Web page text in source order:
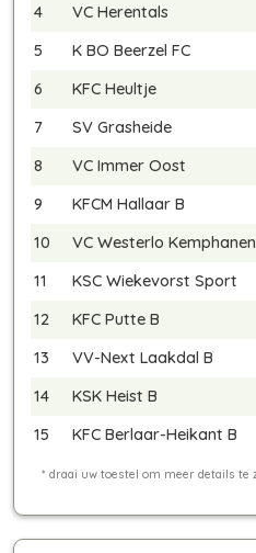
4
VC Herentals
5
K BO Beerzel FC
6
KFC Heultje
7
SV Grasheide
8
VC Immer Oost
9
KFCM Hallaar B
10
VC Westerlo Kemphanen
11
KSC Wiekevorst Sport
12
KFC Putte B
13
VV-Next Laakdal B
14
KSK Heist B
15
KFC Berlaar-Heikant B